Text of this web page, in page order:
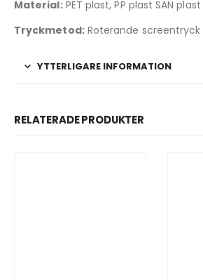
Material:PET plast, PP plast SAN plast
Tryckmetod:Roterande screentryck
YTTERLIGARE INFORMATION
RELATERADE PRODUKTER